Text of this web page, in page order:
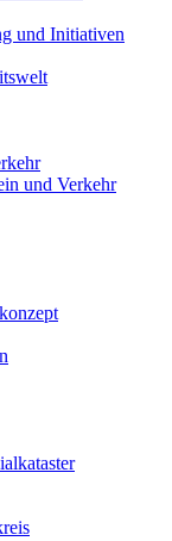
und Initiativen
und Verkehr